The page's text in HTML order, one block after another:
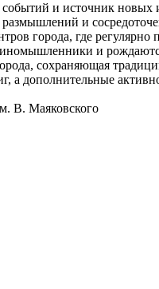
событий и источник новых
и
города, где регулярно
и
сохраняющая
а дополнительные
В. Маяковского